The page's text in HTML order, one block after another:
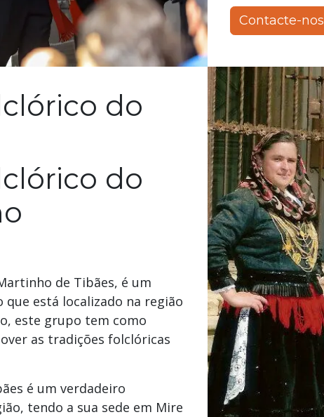
Contacte-nos
do
do
de Tibães, é um
está localizado na região
este grupo tem como
as tradições folclóricas
é um verdadeiro
tendo a sua sede em Mire